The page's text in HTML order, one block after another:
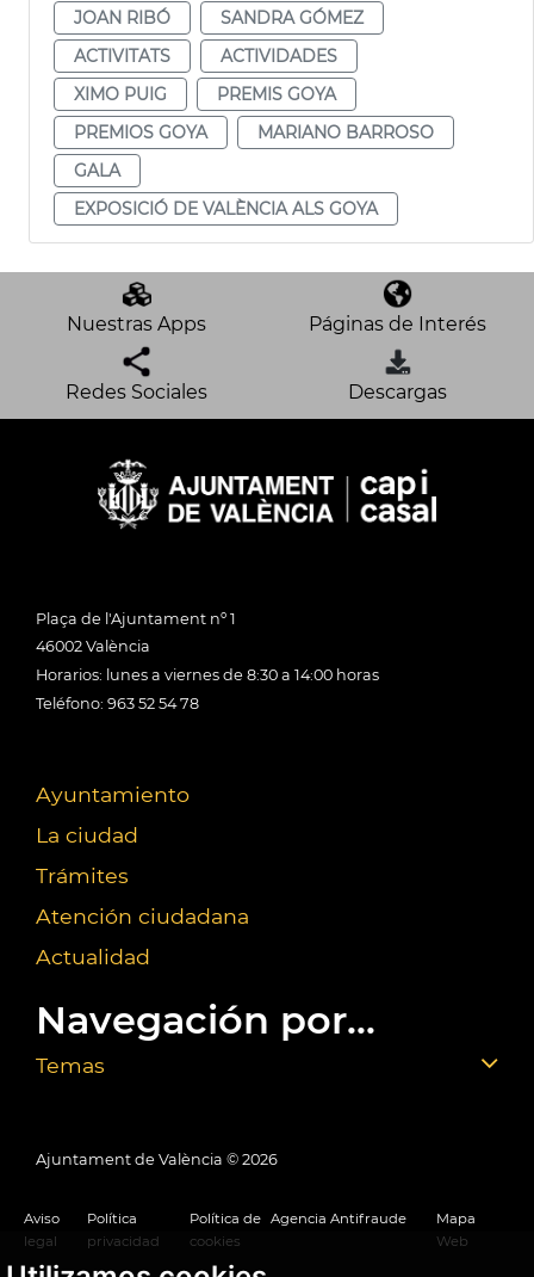
JOAN RIBÓ
SANDRA GÓMEZ
ACTIVITATS
ACTIVIDADES
XIMO PUIG
PREMIS GOYA
PREMIOS GOYA
MARIANO BARROSO
GALA
EXPOSICIÓ DE VALÈNCIA ALS GOYA
Nuestras Apps Páginas de Interés
Redes Sociales Descargas
Plaça de l'Ajuntament nº 1
46002 València
Horarios: lunes a viernes de 8:30 a 14:00 horas
Teléfono: 963 52 54 78
Ayuntamiento
La ciudad
Trámites
Atención ciudadana
Actualidad
Navegación por...
Temas
Ajuntament de València © 2026
Aviso
legal
Política
privacidad
Política de
cookies
Agencia Antifraude
Mapa
Web